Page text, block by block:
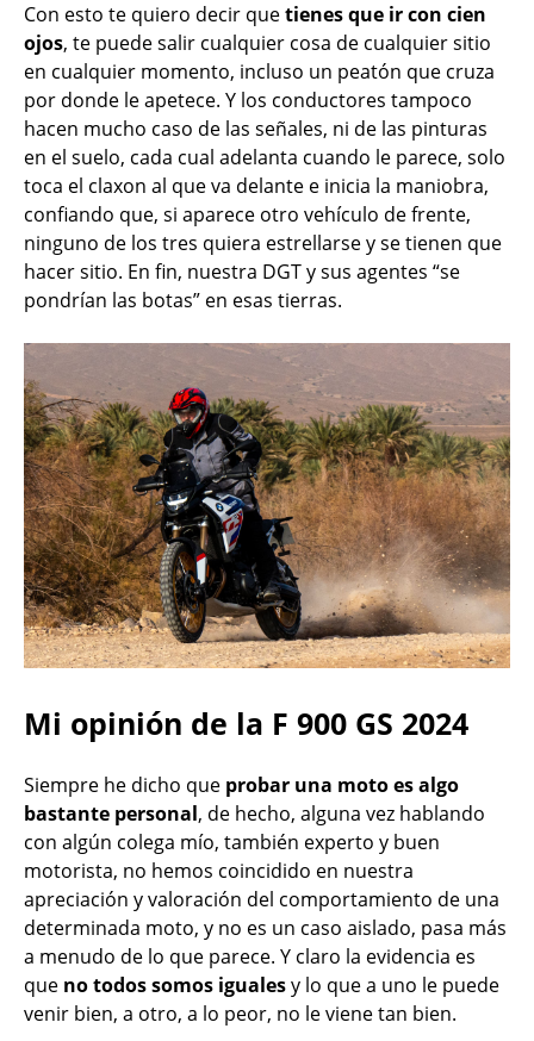
Con esto te quiero decir quetienes que ir con cien
ojos, te puede salir cualquier cosa de cualquier sitio
en cualquier momento, incluso un peatón que cruza
por donde le apetece. Y los conductores tampoco
hacen mucho caso de las señales, ni de las pinturas
en el suelo, cada cual adelanta cuando le parece, solo
toca el claxon al que va delante e inicia la maniobra,
confiando que, si aparece otro vehículo de frente,
ninguno de los tres quiera estrellarse y se tienen que
hacer sitio. En fin, nuestra DGT y sus agentes “se
pondrían las botas” en esas tierras.
Mi opinión de la F 900 GS 2024
Siempre he dicho que probar una moto es algo
bastante personal, de hecho, alguna vez hablando
con algún colega mío, también experto y buen
motorista, no hemos coincidido en nuestra
apreciación y valoración del comportamiento de una
determinada moto, y no es un caso aislado, pasa más
a menudo de lo que parece. Y claro la evidencia es
que no todos somos igualesy lo que a uno le puede
venir bien, a otro, a lo peor, no le viene tan bien.